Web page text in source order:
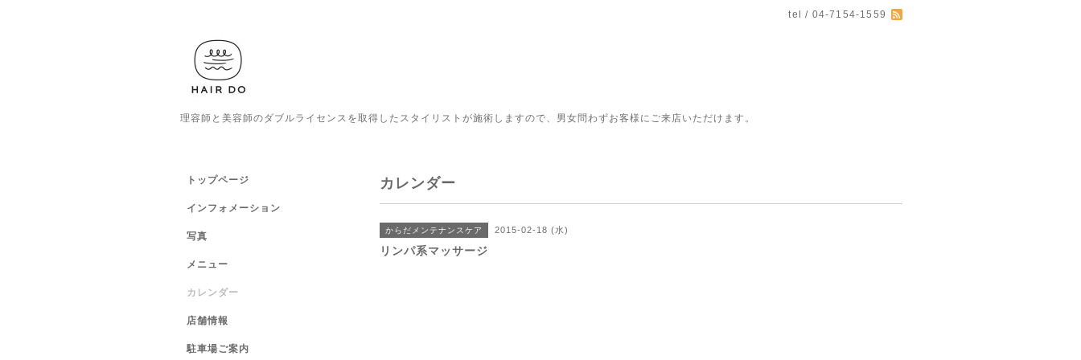
tel / 04-7154-1559
理容師と美容師のダブルライセンスを取得したスタイリストが施術しますので、男女問わずお客様にご来店いただけます。
カレンダー
からだメンテナンスケア 2015-02-18 (水)
リンパ系マッサージ
トップページ
インフォメーション
写真
メニュー
カレンダー
店舗情報
駐車場ご案内